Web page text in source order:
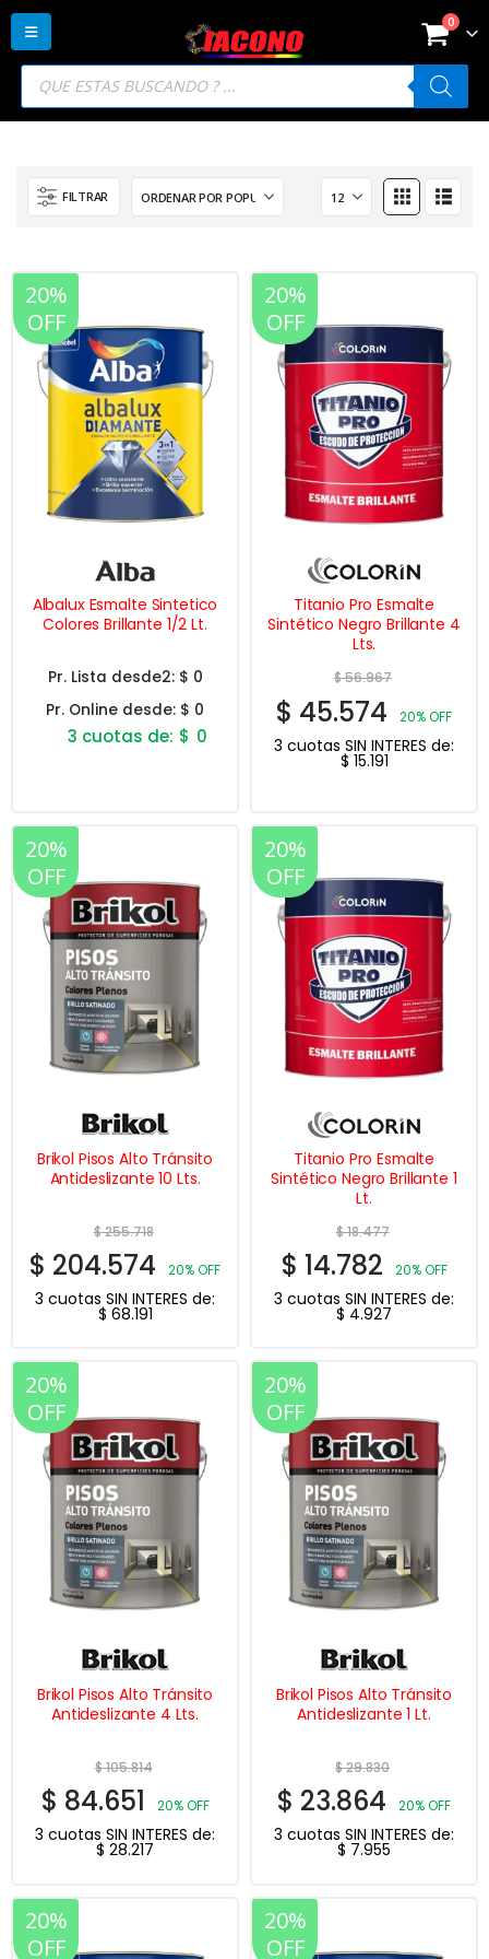
Búsqueda
productos
0
FILTRAR
20%
OFF
Albalux Esmalte Sintetico
Colores Brillante 1/2 Lt.
Pr. Lista desde2: $ 0
Pr. Online desde: $ 0
$ 0
opciones
se
pueden
elegir
la
página
de
producto
20%
OFF
Titanio Pro Esmalte
Sintético Negro Brillante 4
Lts.
$56.967
$ 45.574 20% OFF
3 cuotas SIN INTERES de:
$ 15.191
20%
OFF
Brikol Pisos Alto Tránsito
Antideslizante 10 Lts.
$255.718
$ 204.574 20% OFF
3 cuotas SIN INTERES de:
$ 68.191
20%
OFF
Titanio Pro Esmalte
Sintético Negro Brillante 1
Lt.
$18.477
$ 14.782 20% OFF
3 cuotas SIN INTERES de:
$ 4.927
20%
OFF
Brikol Pisos Alto Tránsito
Antideslizante 4 Lts.
$105.814
$ 84.651 20% OFF
3 cuotas SIN INTERES de:
$ 28.217
20%
OFF
Brikol Pisos Alto Tránsito
Antideslizante 1 Lt.
$29.830
$ 23.864 20% OFF
3 cuotas SIN INTERES de:
$ 7.955
20%
OFF
20%
OFF